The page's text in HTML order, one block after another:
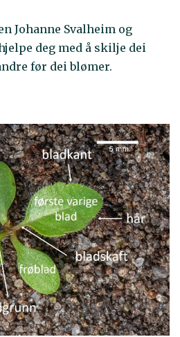
Johanne Svalheim og
deg med å skilje dei
før dei blømer.